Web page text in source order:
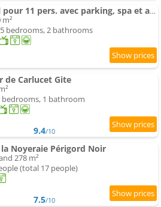
Gîte rural pour 11 pers. avec parking, spa et animaux acceptés - FR-1-616-523
bedrooms, 2 bathrooms
de Carlucet Gite
bedrooms, 1 bathroom
9.4/10
Noyeraie Périgord Noir
278 m²
(total 17 people)
7.5/10